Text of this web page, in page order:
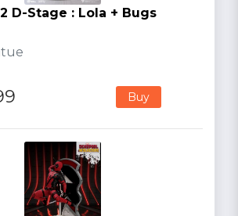
D-Stage : Lola + Bugs
Buy